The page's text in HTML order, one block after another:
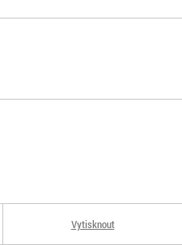
Vytisknout